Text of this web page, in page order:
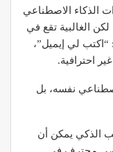
الذكاء الاصطناعي
لكن الغالبية تقع في
“اكتب لي إيميل”،
احترافية.
نفسه، بل
الذكي يمكن أن